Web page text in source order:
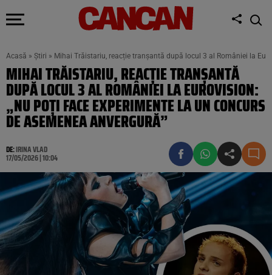
Acasă » Știri » Mihai Trăistariu, reacție tranșantă după locul 3 al României la
MIHAI TRĂISTARIU, REACȚIE TRANȘANTĂ
DUPĂ LOCUL 3 AL ROMÂNIEI LA EUROVISION:
„NU POȚI FACE EXPERIMENTE LA UN CONCURS
DE ASEMENEA ANVERGURĂ”
DE:IRINA VLAD
17/05/2026 | 10:04